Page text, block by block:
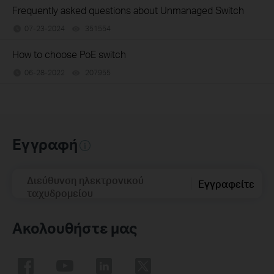
Frequently asked questions about Unmanaged Switch
07-23-2024 351554
How to choose PoE switch
06-28-2022 207955
Εγγραφή
Διεύθυνση ηλεκτρονικού
ταχυδρομείου
Εγγραφείτε
Ακολουθήστε μας